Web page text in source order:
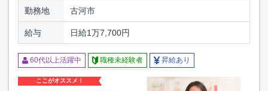
勤務地 古河市
給与 日給1万7,700円
60代以上活躍中 職種未経験者 昇給あり
ここがオススメ！